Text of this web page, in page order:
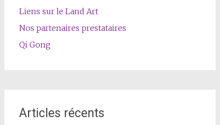
Liens sur le Land Art
Nos partenaires prestataires
Qi Gong
Articles récents